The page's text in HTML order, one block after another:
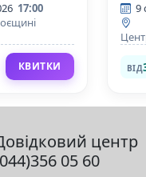
17:00
КВИТКИ
9
ВІД
центр
05 60